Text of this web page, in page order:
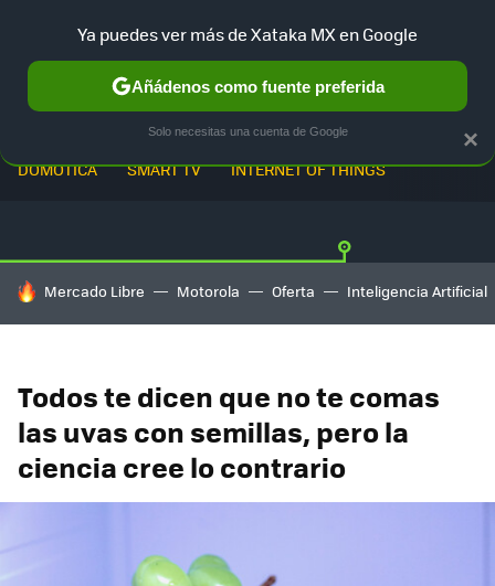
DOMÓTICA SMART TV INTERNET OF THINGS
HOY SE HABLA DE
Mercado Libre Motorola Oferta Inteligencia Artificial
Todos te dicen que no te comas
las uvas con semillas, pero la
ciencia cree lo contrario
×
Ya puedes ver más de Xataka MX en Google
Añádenos como fuente preferida
Solo necesitas una cuenta de Google